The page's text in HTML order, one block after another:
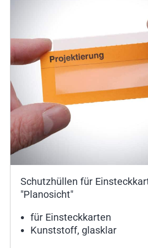
Schutzhüllen für
"Planosicht"
für Einsteckkarten
Kunststoff, glasklar